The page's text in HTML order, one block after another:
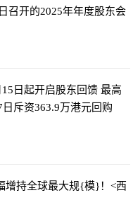
召开的2025年年度股东会
日起开启股东回馈 最高
斥资363.9万港元回购
增持全球最大规{模}！<西